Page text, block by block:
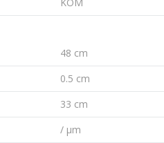
48 cm
0.5 cm
33 cm
/ µm